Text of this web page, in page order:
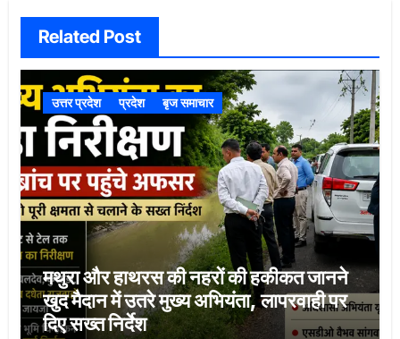
Related Post
उत्तर प्रदेश प्रदेश बृज समाचार
मथुरा और हाथरस की नहरों की हकीकत जानने
खुद मैदान में उतरे मुख्य अभियंता, लापरवाही पर
दिए सख्त निर्देश